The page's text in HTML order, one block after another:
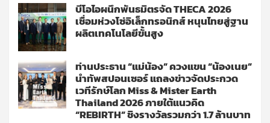
บีโอไอผนึกพันธมิตรจัด THECA 2026
เชื่อมห่วงโซ่อิเล็กทรอนิกส์ หนุนไทยสู่ฐาน
ผลิตเทคโนโลยีขั้นสูง
ท่านประธาน “แม่น้อง” ควงแขน “น้องเนย”
นำทัพสปอนเซอร์ แถลงข่าวจัดประกวด
เวทีรักษ์โลก Miss & Mister Earth
Thailand 2026 ภายใต้แนวคิด
“REBIRTH” ชิงรางวัลรวมกว่า 1.7 ล้านบาท